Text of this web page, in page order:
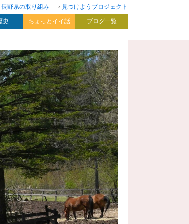
長野県の取り組み
見つけようプロジェクト
史 ちょっとイイ話 ブログ一覧